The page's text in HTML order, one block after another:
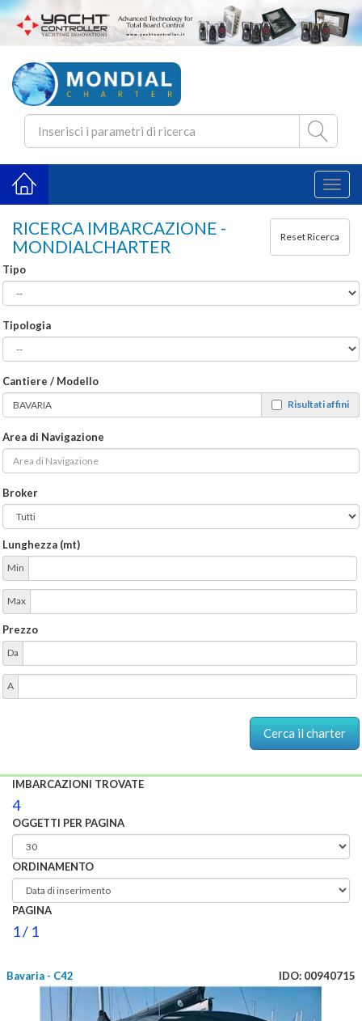
RICERCA IMBARCAZIONE -
MONDIALCHARTER
Tipo
Tipologia
Cantiere / Modello
Risultati affini
Area di Navigazione
Broker
Lunghezza (mt)
Min
Max
Prezzo
Da
A
IMBARCAZIONI TROVATE
4
OGGETTI PER PAGINA
ORDINAMENTO
PAGINA
1 / 1
Bavaria - C42 IDO: 00940715